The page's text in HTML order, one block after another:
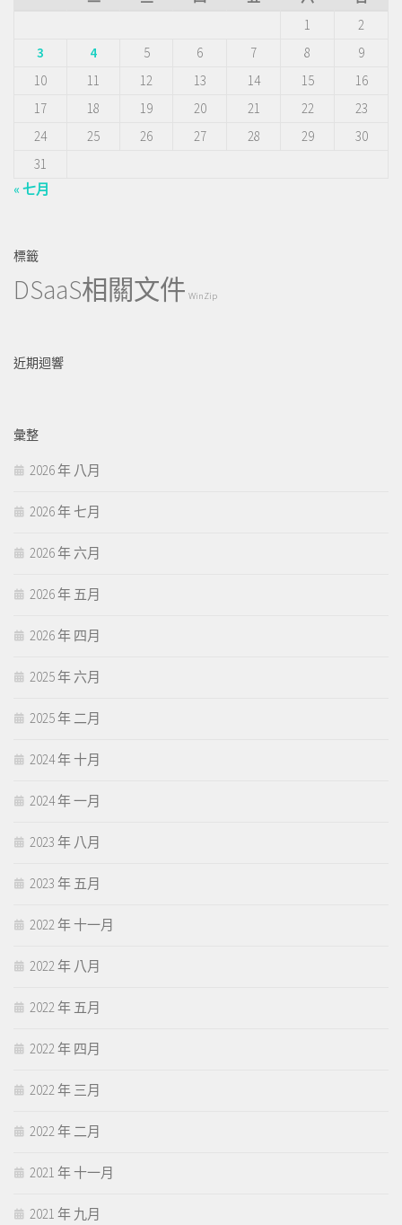
1
2
3
4 5 6 7 8
9
10
11 12 13 14 15
16
17
18 19 20 21 22
23
24
25 26 27 28 29
30
31
« 七月
標籤
DSaaS相關文件 WinZip
近期迴響
彙整
2026 年 八月
2026 年 七月
2026 年 六月
2026 年 五月
2026 年 四月
2025 年 六月
2025 年 二月
2024 年 十月
2024 年 一月
2023 年 八月
2023 年 五月
2022 年 十一月
2022 年 八月
2022 年 五月
2022 年 四月
2022 年 三月
2022 年 二月
2021 年 十一月
2021 年 九月